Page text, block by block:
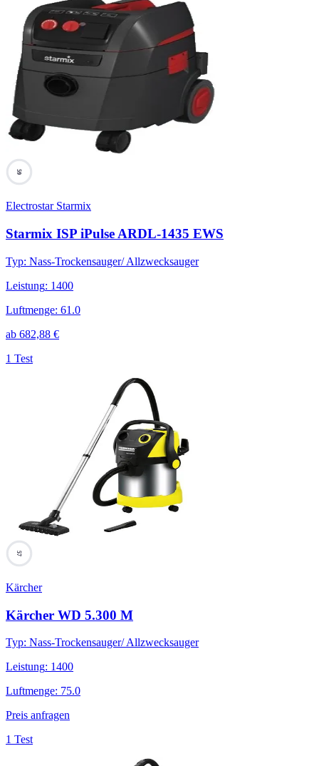
59
Electrostar Starmix
Starmix ISP iPulse ARDL-1435 EWS
Typ: Nass-Trockensauger/ Allzwecksauger
Leistung: 1400
Luftmenge: 61.0
ab 682,88 €
1 Test
57
Kärcher
Kärcher WD 5.300 M
Typ: Nass-Trockensauger/ Allzwecksauger
Leistung: 1400
Luftmenge: 75.0
Preis anfragen
1 Test